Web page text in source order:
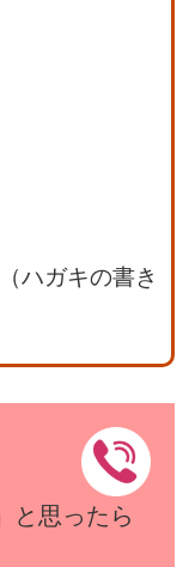
ハガキの書き
と思ったら